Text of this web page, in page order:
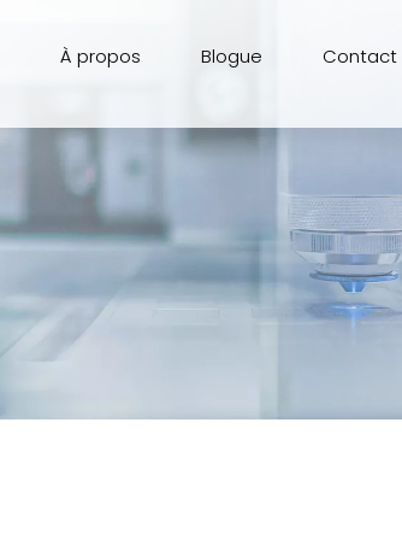
À propos Blogue Contact